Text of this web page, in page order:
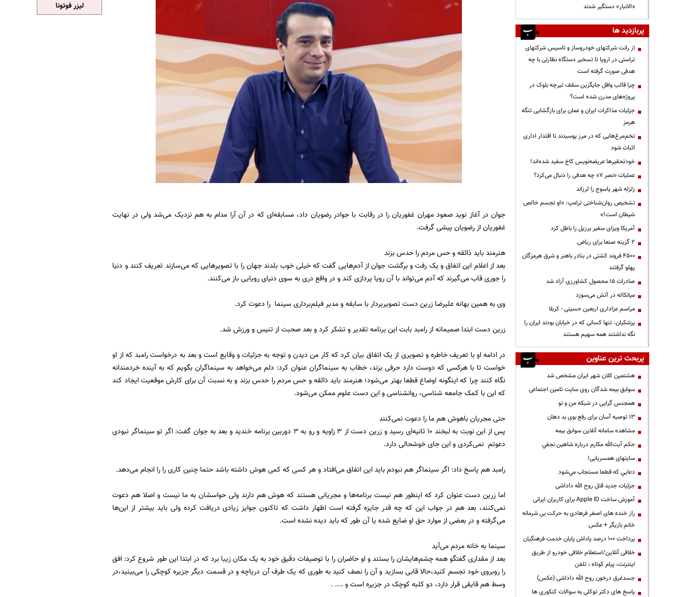
جوان در آغاز نوید صعود مهران غفوریان را در رقابت با جوادر رضویان داد، مسابقه‌ای که در آن آرا مدام به هم نزدیک می‌شد ولی در نهایت
غفوریان از رضویان پیشی گرفت.
هنرمند باید ذائقه و حس مردم را حدس بزند
بعد از اعلام این اتفاق و یک رفت و برگشت جوان از آدم‌هایی گفت که خیلی خوب بلدند جهان را با تصویرهایی که می‌سازند تعریف کنند و دنیا
را جوری قاب می‌گیرند که آدم می‌تواند با آن رویا پردازی کند و در واقع دری به سوی دنیای رویایی باز می‌کنند.
وی به همین بهانه علیرضا زرین دست تصویربردار با سابقه و مدیر فیلم‌برداری سینما را دعوت کرد.
زرین دست ابتدا صمیمانه از رامبد بابت این برنامه تقدیر و تشکر کرد و بعد صحبت از تنیس و ورزش شد.
در ادامه او با تعریف خاطره و تصویری از یک اتفاق بیان کرد که کار من دیدن و توجه به جزئیات و وقایع است و بعد به درخواست رامبد که از او
خواست تا با هرکسی که دوست دارد حرفی بزند، خطاب به سینماگران عنوان کرد: دلم می‌خواهد به سینماگران بگویم که به آینده خردمندانه
نگاه کنند چرا که اینگونه اوضاع قطعا بهتر می‌شود؛ هنرمند باید ذائقه و حس مردم را حدس بزند و به نسبت آن برای کارش موقعیت ایجاد کند
که این با کمک جامعه شناسی، روانشناسی و این دست علوم ممکن می‌شود.
حتی مجریان باهوش هم ما را دعوت نمی‌کنند
پس از این نوبت به لبخند 10 ثانیه‌ای رسید و زرین دست از 3 زاویه و رو به 3 دوربین برنامه خندید و بعد به جوان گفت: اگر تو سینماگر نبودی
دعوتم نمی‌کردی و این جای خوشحالی دارد.
رامبد هم پاسخ داد: اگر سینماگر هم نبودم باید این اتفاق می‌افتاد و هر کسی که کمی هوش داشته باشد حتما چنین کاری را را انجام می‌دهد.
اما زرین دست عنوان کرد که اینطور هم نیست برنامه‌ها و مجریانی هستند که هوش هم دارند ولی حواسشان به ما نیست و اصلا هم دعوت
نمی‌کنند، بعد هم در جواب این که چه قدر جایزه گرفته است اظهار داشت که تاکنون جوایز زیادی دریافت کرده ولی باید بیشتر از این‌ها
می‌گرفته و در بعضی از موارد حق او ضایع شده یا آن طور که باید دیده نشده است.
سینما به خانه مردم می‌آید
بعد از مقداری گفتگو همه چشم‌هایشان را بستند و او حاضران را با توصیفات دقیق خود به یک مکان زیبا برد که در ابتدا این طور شروع کرد: افق
را روبروی خود تجسم کنید،حالا قابی بسازید و آن را نصف کنید به طوری که یک طرف آن دریاچه و در قسمت دیگر جزیره کوچکی را می‌بینید،در
وسط هم قایقی قرار دارد، دو کلبه کوچک در جزیره است و .... .
«الانبار» دستگیر شدند
پربازدید ها
از رانت‌ شرکتهای خودروساز و تاسیس شرکتهای
تراستی در اروپا تا تسخیر دستگاه نظارتی با چه
هدفی صورت گرفته است
چرا قالب وافل جایگزین سقف تیرچه بلوک در
پروژه‌های مدرن شده است؟
جزئیات مذاکرات ایران و عمان برای بازگشایی تنگه
هرمز
تخم‌مرغ‌هایی که در مرز پوسیدند تا اقتدار اداری
اثبات شود
خودتحقیرها عریضه‌نویس کاخ سفید شده‌اند!
عملیات «نصر ۷» چه هدفی را دنبال می‌کرد؟
زلزله شهر یاسوج را لرزاند
تشخیص روان‌شناختی ترامپ: «او تجسم خالص
شیطان است!»
آمریکا ویزای سفیر برزیل را باطل کرد
۲ گزینه صنعا برای ریاض
۴۵۰۰ فروند کشتی در بنادر باهنر و شرق هرمزگان
پهلو گرفتند
صادرات ۱۵ محصول کشاورزی آزاد شد
میانکاله در آتش می‌سوزد
مراسم عزاداری اربعین حسینی - کربلا
پزشکیان: تنها کسانی که در خیابان بودند ایران را
نگه نداشتند همه سهیم هستند
پربحث ترین عناوین
هشتمین کلان شهر ایران مشخص شد
سوابق بیمه شدگان روی سایت تامین اجتماعی
همجنس گرایی در شبکه من و تو
13 توصیه آسان برای رفع بوی بد دهان
مشاهده سامانه آنلاين سوابق بیمه
حكم آيت‌الله مكارم درباره شاهين نجفي
سایتهای همسریابی!
دعايي كه قطعا مستجاب مي‌شود
جزئیات جدید قتل روح الله داداشی
آموزش ساخت Apple ID برای کاربران ایرانی
راز خنده های اصغر فرهادی به حرکت بی شرمانه
خانم بازیگر + عکس
پرداخت ۱۰۰ درصد پاداش پایان خدمت فرهنگیان
خلافی آنلاین/استعلام خلافی خودرو از طریق
اینترنت، پیام کوتاه ، تلفن
جسدغرق درخون روح الله داداشی (عکس)
پاسخ های دکتر توکلی به سوالات کنکوری ها
لیزر فوتونا